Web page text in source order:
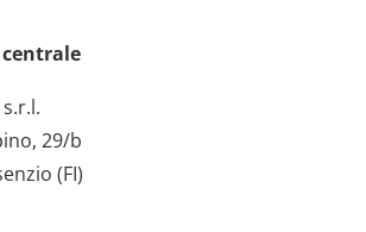
s.r.l.
29/b
(FI)